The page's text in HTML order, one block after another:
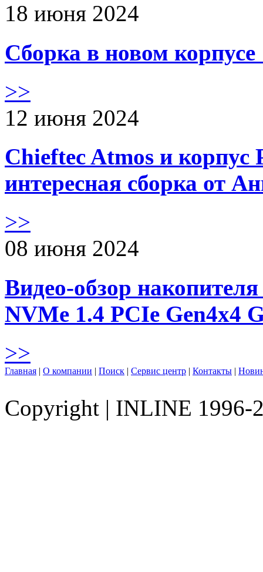
18 июня 2024
Сборка в новом
>>
12 июня 2024
Chieftec Atmos и корпус
интересная сборка от
>>
08 июня 2024
Видео-обзор
NVMe 1.4 PCIe Gen4х4
>>
Главная | О компании | Поиск | Сервис центр | Контакты |
Copyright | INLINE 1996-